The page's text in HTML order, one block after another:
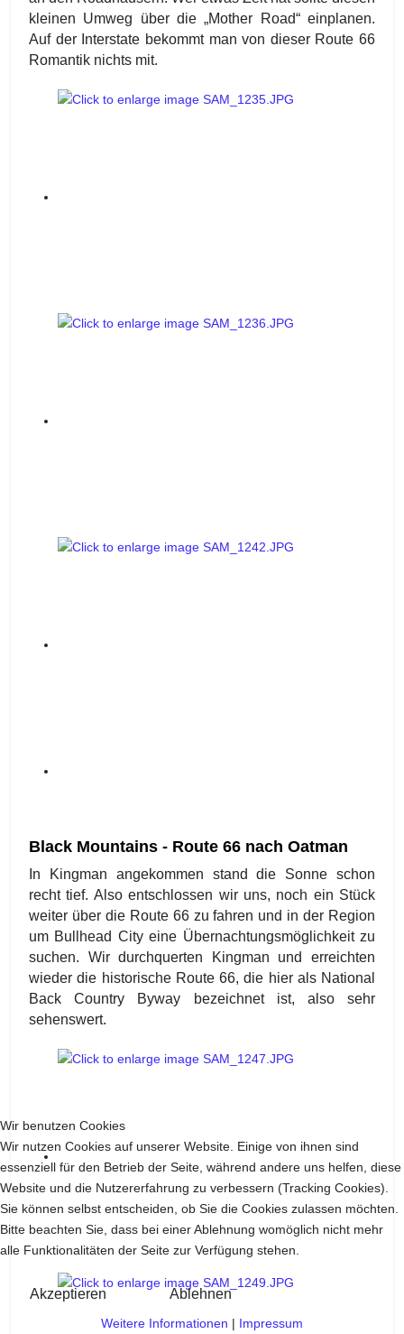
kleinen Umweg über die „Mother Road“ einplanen.
Auf der Interstate bekommt man von dieser Route 66
Romantik nichts mit.
Black Mountains - Route 66 nach Oatman
In Kingman angekommen stand die Sonne schon
recht tief. Also entschlossen wir uns, noch ein Stück
weiter über die Route 66 zu fahren und in der Region
um Bullhead City eine Übernachtungsmöglichkeit zu
suchen. Wir durchquerten Kingman und erreichten
wieder die historische Route 66, die hier als National
Back Country Byway bezeichnet ist, also sehr
sehenswert.
Wir benutzen Cookies
Wir nutzen Cookies auf unserer Website. Einige von ihnen sind
essenziell für den Betrieb der Seite, während andere uns helfen, diese
Website und die Nutzererfahrung zu verbessern (Tracking Cookies).
Sie können selbst entscheiden, ob Sie die Cookies zulassen möchten.
Bitte beachten Sie, dass bei einer Ablehnung womöglich nicht mehr
alle Funktionalitäten der Seite zur Verfügung stehen.
Akzeptieren Ablehnen
Weitere Informationen | Impressum